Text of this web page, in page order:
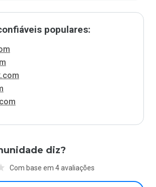
populares:
diz?
Com base em 4 avaliações